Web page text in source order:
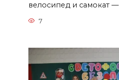
велосипед и самокат —
7